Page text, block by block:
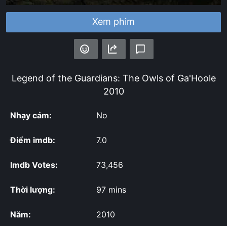
Xem phim
Legend of the Guardians: The Owls of Ga'Hoole
2010
Nhạy cảm: No
Điểm imdb: 7.0
Imdb Votes: 73,456
Thời lượng: 97 mins
Năm: 2010